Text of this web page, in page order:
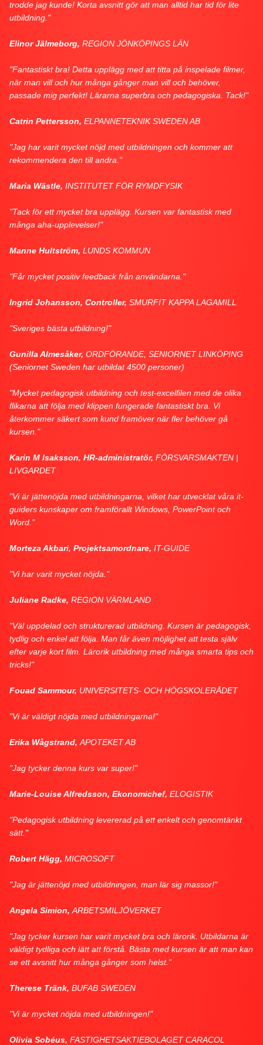
trodde jag kunde! Korta avsnitt gör att man alltid har tid för lite
utbildning."
Elinor Jälmeborg, REGION JÖNKÖPINGS LÄN
"Fantastiskt bra! Detta upplägg med att titta på inspelade filmer,
när man vill och hur många gånger man vill och behöver,
passade mig perfekt! Lärarna superbra och pedagogiska. Tack!"
Catrin Pettersson, ELPANNETEKNIK SWEDEN AB
"Jag har varit mycket nöjd med utbildningen och kommer att
rekommendera den till andra."
Maria Wästle, INSTITUTET FÖR RYMDFYSIK
"Tack för ett mycket bra upplägg. Kursen var fantastisk med
många aha-upplevelser!"
Manne Hultström, LUNDS KOMMUN
"Får mycket positiv feedback från användarna."
Ingrid Johansson, Controller, SMURFIT KAPPA LAGAMILL
"Sveriges bästa utbildning!"
Gunilla Almesåker, ORDFÖRANDE, SENIORNET LINKÖPING
(Seniornet Sweden har utbildat 4500 personer)
"Mycket pedagogisk utbildning och test-excelfilen med de olika
flikarna att följa med klippen fungerade fantastiskt bra. Vi
återkommer säkert som kund framöver när fler behöver gå
kursen."
Karin M Isaksson, HR-administratör, FÖRSVARSMAKTEN |
LIVGARDET
"Vi är jättenöjda med utbildningarna, vilket har utvecklat våra it-
guiders kunskaper om framförallt Windows, PowerPoint och
Word."
Morteza Akbari, Projektsamordnare, IT-GUIDE
"Vi har varit mycket nöjda."
Juliane Radke, REGION VÄRMLAND
"Väl uppdelad och strukturerad utbildning. Kursen är pedagogisk,
tydlig och enkel att följa. Man får även möjlighet att testa själv
efter varje kort film. Lärorik utbildning med många smarta tips och
tricks!"
Fouad Sammour, UNIVERSITETS- OCH HÖGSKOLERÅDET
"Vi är väldigt nöjda med utbildningarna!"
Erika Wågstrand, APOTEKET AB
"Jag tycker denna kurs var super!"
Marie-Louise Alfredsson, Ekonomichef, ELOGISTIK
"Pedagogisk utbildning levererad på ett enkelt och genomtänkt
sätt."
Robert Hägg, MICROSOFT
"Jag är jättenöjd med utbildningen, man lär sig massor!"
Angela Simion, ARBETSMILJÖVERKET
"Jag tycker kursen har varit mycket bra och lärorik. Utbildarna är
väldigt tydliga och lätt att förstå. Bästa med kursen är att man kan
se ett avsnitt hur många gånger som helst."
Therese Tränk, BUFAB SWEDEN
"Vi är mycket nöjda med utbildningen!"
Olivia Sobéus, FASTIGHETSAKTIEBOLAGET CARACOL